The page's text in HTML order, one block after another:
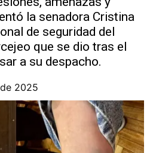
la senadora Cristina
de seguridad del
que se dio tras el
a su despacho.
2025